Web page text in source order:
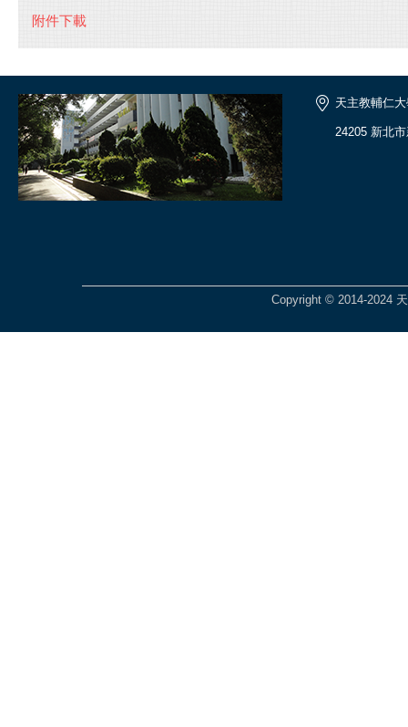
附件下載
天主教輔仁
24205 新北
Copyright © 2014-2024